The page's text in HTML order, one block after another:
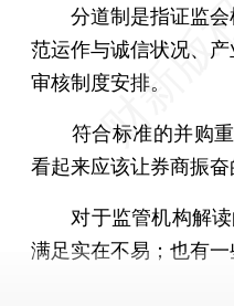
分道制是指证监会
范运作与诚信状况、
审核制度安排。
符合标准的并购重
看起来应该让券商振奋
对于监管机构解读
满足实在不易；也有一